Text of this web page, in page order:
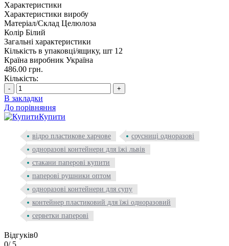
Характеристики
Характеристики виробу
Матеріал/Склад Целюлоза
Колір Білий
Загальні характеристики
Кількість в упаковці/ящику, шт 12
Країна виробник Україна
486.00 грн.
Кількість:
- +
В закладки
До порівняння
Купити
відро пластикове харчове
соусниці одноразові
одноразові контейнери для їжі львів
стакани паперові купити
паперові рушники оптом
одноразові контейнери для супу
контейнер пластиковий для їжі одноразовий
серветки паперові
Відгуків0